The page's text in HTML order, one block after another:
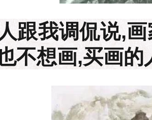
跟我调侃说,
不想画,买画